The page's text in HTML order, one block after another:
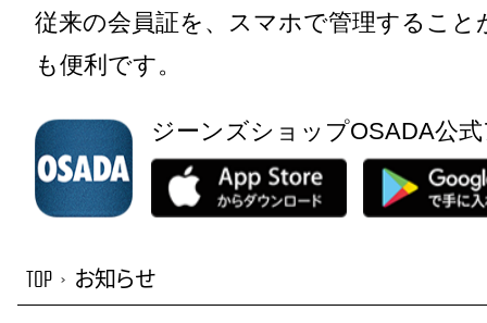
従来の会員証を、スマホで管理すること
も便利です。
ジーンズショップOSADA公
TOP > お知らせ